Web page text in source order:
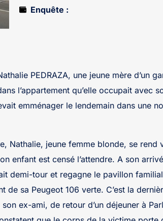
Enquête :
PEDRAZA, une jeune mère d’un
l’appartement qu’elle occupait avec
emménager le lendemain dans une
Nathalie, jeune femme blonde, se rend
enfant est censé l’attendre. A son
demi-tour et regagne le pavillon
de sa Peugeot 106 verte. C’est la
son ex-ami, de retour d’un déjeuner à